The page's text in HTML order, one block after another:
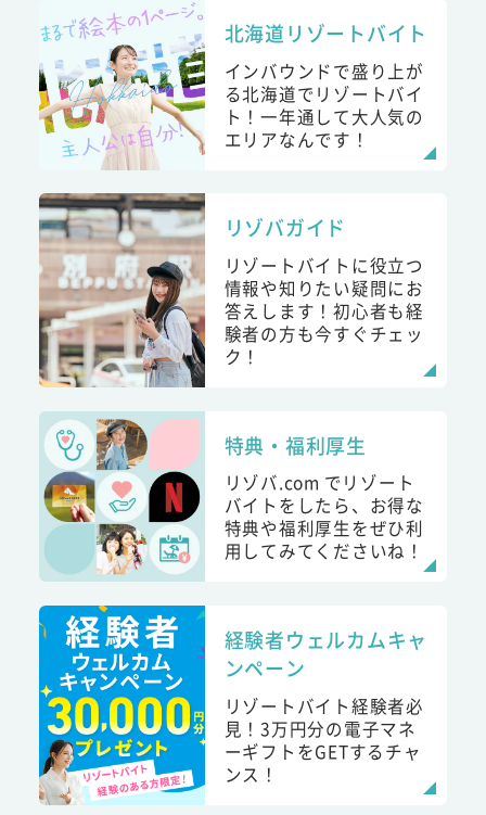
北海道リゾートバイト
インバウンドで盛り上が
る北海道でリゾートバイ
ト！一年通して大人気の
エリアなんです！
リゾバガイド
リゾートバイトに役立つ
情報や知りたい疑問にお
答えします！初心者も経
験者の方も今すぐチェッ
ク！
特典・福利厚生
リゾバ.com でリゾート
バイトをしたら、お得な
特典や福利厚生をぜひ利
用してみてくださいね！
経験者ウェルカムキャ
ンペーン
リゾートバイト経験者必
見！3万円分の電子マネ
ーギフトをGETするチャ
ンス！